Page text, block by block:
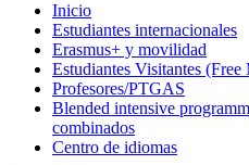
Inicio
Estudiantes internacionales
Erasmus+ y movilidad
Estudiantes Visitantes (Free
Profesores/PTGAS
Blended intensive
combinados
Centro de idiomas